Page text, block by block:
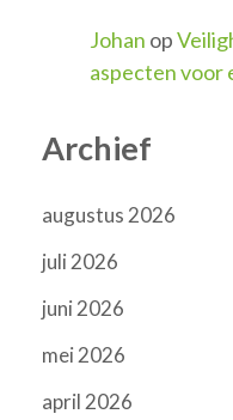
Johan op
aspecten voor
Archief
augustus 2026
juli 2026
juni 2026
mei 2026
april 2026